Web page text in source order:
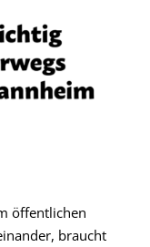
öffentlichen
braucht